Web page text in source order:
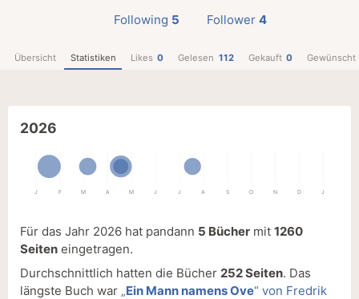
Following 5 Follower 4
Übersicht Statistiken Likes 0 Gelesen 112 Gekauft 0 Gewünscht
2026
J F M A M J J A S O N D J
Für das Jahr 2026 hat pandann 5 Bücher mit 1260
Seiten eingetragen.
Durchschnittlich hatten die Bücher 252 Seiten. Das
längste Buch war „Ein Mann namens Ove“ von Fredrik